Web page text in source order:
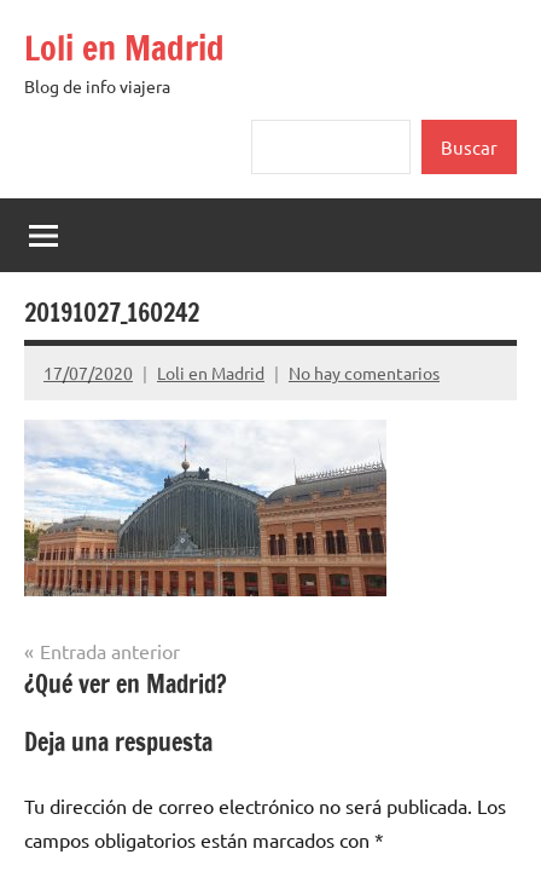
contenido
Loli en Madrid
Blog de info viajera
Buscar
20191027_160242
17/07/2020 Loli en Madrid No hay comentarios
Navegación
de
entradas
Entrada anterior
¿Qué ver en Madrid?
Deja una respuesta
Tu dirección de correo electrónico no será publicada. Los
campos obligatorios están marcados con *